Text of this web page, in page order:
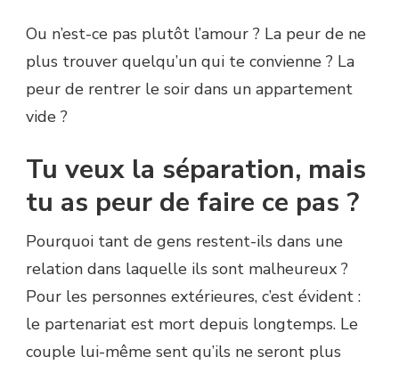
Ou n’est-ce pas plutôt l’amour ? La peur de ne
plus trouver quelqu’un qui te convienne ? La
peur de rentrer le soir dans un appartement
vide ?
Tu veux la séparation, mais
tu as peur de faire ce pas ?
Pourquoi tant de gens restent-ils dans une
relation dans laquelle ils sont malheureux ?
Pour les personnes extérieures, c’est évident :
le partenariat est mort depuis longtemps. Le
couple lui-même sent qu’ils ne seront plus